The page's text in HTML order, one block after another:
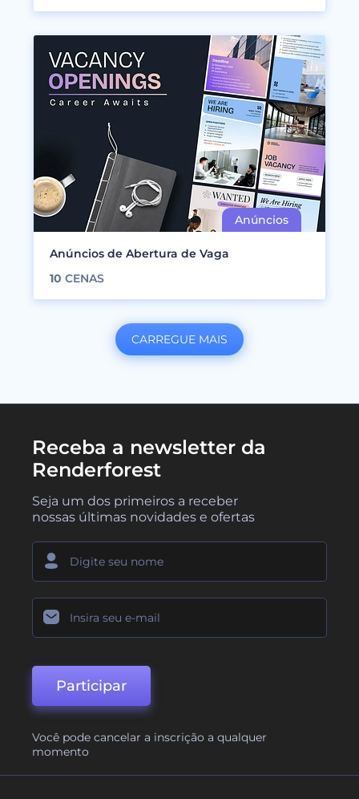
Anúncios de Abertura de Vaga
10 CENAS
CARREGUE MAIS
Receba a newsletter da
Renderforest
Seja um dos primeiros a receber
nossas últimas novidades e ofertas
Participar
Você pode cancelar a inscrição a qualquer
momento